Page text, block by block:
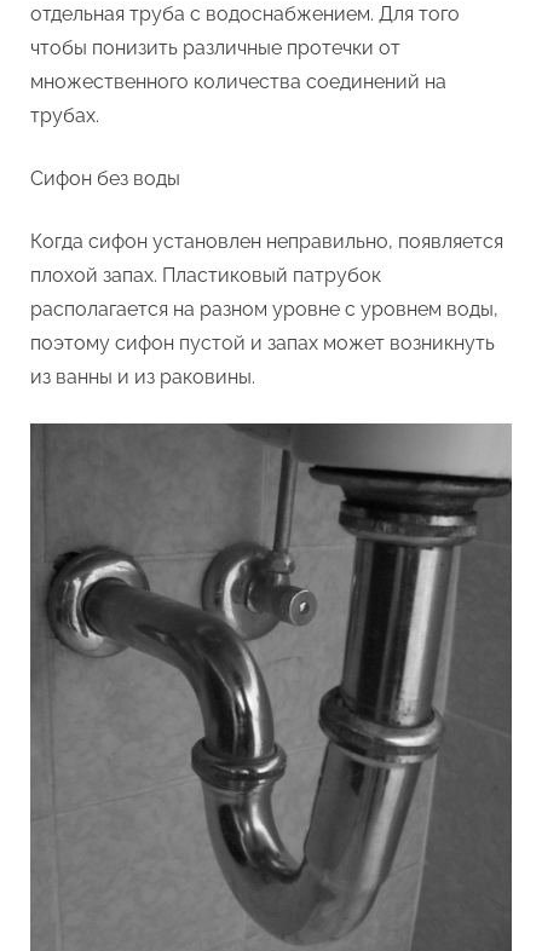
отдельная труба с водоснабжением. Для того
чтобы понизить различные протечки от
множественного количества соединений на
трубах.
Сифон без воды
Когда сифон установлен неправильно, появляется
плохой запах. Пластиковый патрубок
располагается на разном уровне с уровнем воды,
поэтому сифон пустой и запах может возникнуть
из ванны и из раковины.